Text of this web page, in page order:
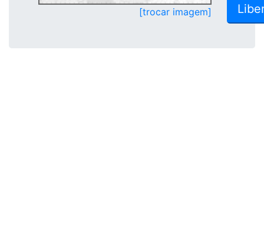
[trocar imagem]